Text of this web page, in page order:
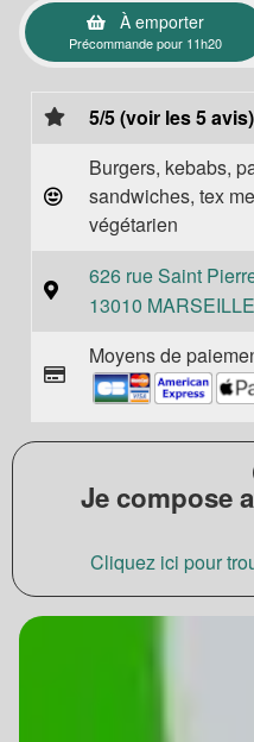
À emporter
Précommande pour 11h20
5/5 (voir les 5 avis)
Burgers, kebabs,
sandwiches, tex
végétarien
626 rue Saint
13010 MARSEILLE
Moyens de
Je compose
Cliquez ici pour